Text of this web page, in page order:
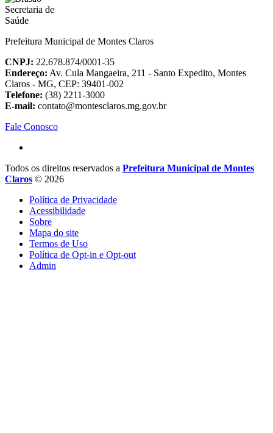
Prefeitura Municipal de Montes Claros
CNPJ: 22.678.874/0001-35
Endereço: Av. Cula Mangaeira, 211 - Santo Expedito, Montes
Claros - MG, CEP: 39401-002
Telefone: (38) 2211-3000
E-mail: contato@montesclaros.mg.gov.br
Fale Conosco
Todos os direitos reservados a Prefeitura Municipal de Montes
Claros © 2026
Política de Privacidade
Acessibilidade
Sobre
Mapa do site
Termos de Uso
Política de Opt-in e Opt-out
Admin